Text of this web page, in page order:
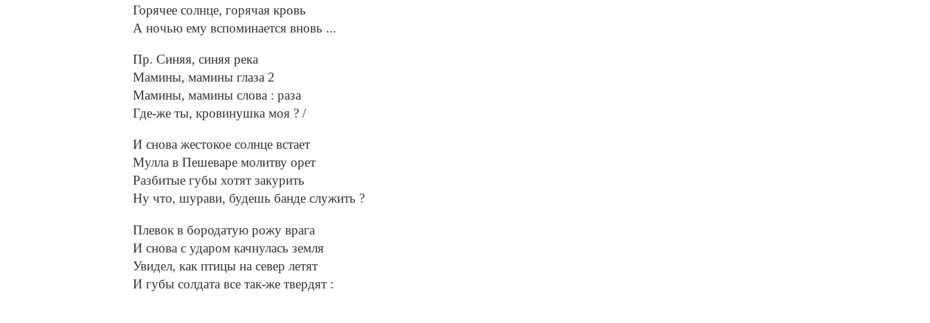
Горячее солнце, горячая кровь
А ночью ему вспоминается вновь ...
Пр. Синяя, синяя река
Мамины, мамины глаза 2
Мамины, мамины слова : раза
Где-же ты, кровинушка моя ? /
И снова жестокое солнце встает
Мулла в Пешеваре молитву орет
Разбитые губы хотят закурить
Ну что, шурави, будешь банде служить ?
Плевок в бородатую рожу врага
И снова с ударом качнулась земля
Увидел, как птицы на север летят
И губы солдата все так-же твердят :